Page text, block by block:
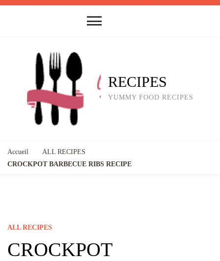
RECIPES
YUMMY FOOD RECIPES
Accueil
ALL RECIPES
CROCKPOT BARBECUE RIBS RECIPE
ALL RECIPES
CROCKPOT